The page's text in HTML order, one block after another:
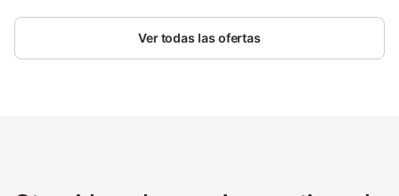
vacaciones relajantes. En 5 minutos en coche se llega a
Portopetro, con restaurantes, cafeterías, bares y tiendas. Las
idílicas playas del parque natural, Cala d'en Borgit y Cala
Ver todas las ofertas